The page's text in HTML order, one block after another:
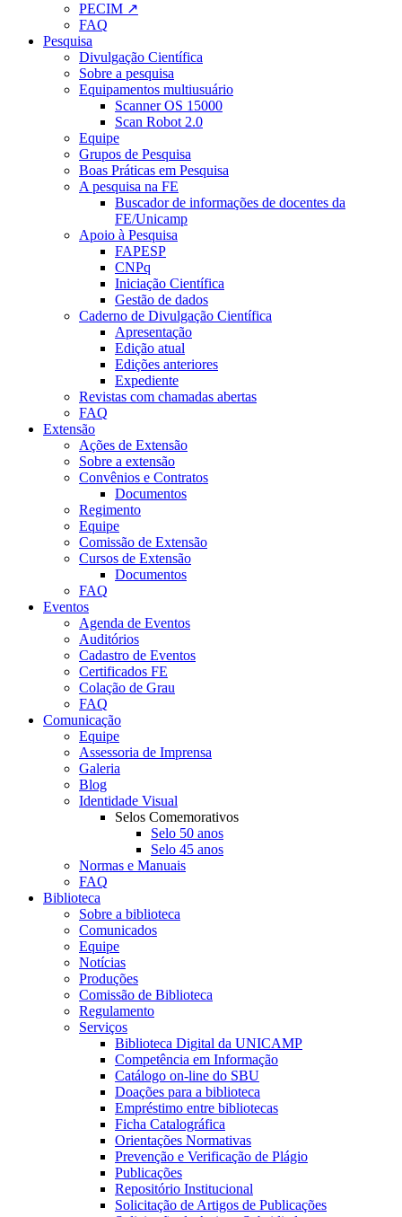
PECIM ↗
FAQ
Pesquisa
Divulgação Científica
Sobre a pesquisa
Equipamentos multiusuário
Scanner OS 15000
Scan Robot 2.0
Equipe
Grupos de Pesquisa
Boas Práticas em Pesquisa
A pesquisa na FE
Buscador de informações de docentes da
FE/Unicamp
Apoio à Pesquisa
FAPESP
CNPq
Iniciação Científica
Gestão de dados
Caderno de Divulgação Científica
Apresentação
Edição atual
Edições anteriores
Expediente
Revistas com chamadas abertas
FAQ
Extensão
Ações de Extensão
Sobre a extensão
Convênios e Contratos
Documentos
Regimento
Equipe
Comissão de Extensão
Cursos de Extensão
Documentos
FAQ
Eventos
Agenda de Eventos
Auditórios
Cadastro de Eventos
Certificados FE
Colação de Grau
FAQ
Comunicação
Equipe
Assessoria de Imprensa
Galeria
Blog
Identidade Visual
Selos Comemorativos
Selo 50 anos
Selo 45 anos
Normas e Manuais
FAQ
Biblioteca
Sobre a biblioteca
Comunicados
Equipe
Notícias
Produções
Comissão de Biblioteca
Regulamento
Serviços
Biblioteca Digital da UNICAMP
Competência em Informação
Catálogo on-line do SBU
Doações para a biblioteca
Empréstimo entre bibliotecas
Ficha Catalográfica
Orientações Normativas
Prevenção e Verificação de Plágio
Publicações
Repositório Institucional
Solicitação de Artigos de Publicações